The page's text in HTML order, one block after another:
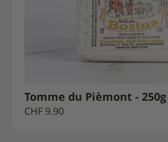
Tomme du Pièmont -
CHF 9.90